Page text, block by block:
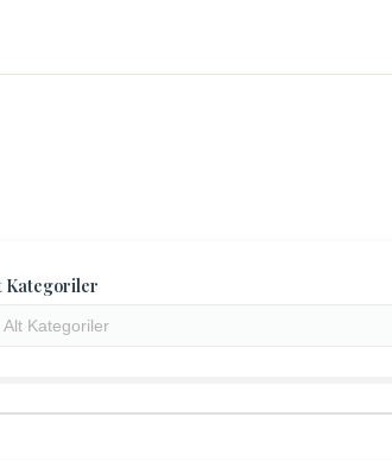
Kategoriler